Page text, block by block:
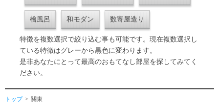
檜風呂 和モダン 数寄屋造り
特徴を複数選択で絞り込む事も可能です。現在複数選択し
ている特徴はグレーから黒色に変わります。
是非あなたにとって最高のおもてなし部屋を探してみてく
ださい。
トップ 關東